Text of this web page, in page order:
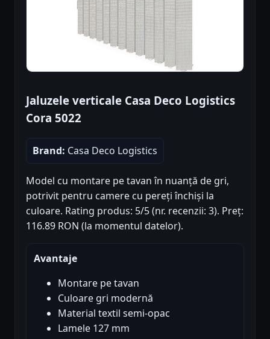
Jaluzele verticale Casa Deco Logistics
Cora 5022
Brand: Casa Deco Logistics
Model cu montare pe tavan în nuanță de gri,
potrivit pentru camere cu pereți închiși la
culoare. Rating produs: 5/5 (nr. recenzii: 3). Preț:
116.89 RON (la momentul datelor).
Avantaje
Montare pe tavan
Culoare gri modernă
Material textil semi-opac
Lamele 127 mm